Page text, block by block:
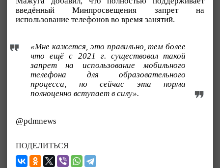
введённый Минпросвещения запрет на
использование телефонов во время занятий.
«Мне кажется, это правильно, тем более
что ещё с 2021 г. существовал такой
запрет на использование мобильного
телефона для образовательного
процесса, но сейчас эта норма
полноценно вступает в силу».
@pdmnews
ПОДЕЛИТЬСЯ